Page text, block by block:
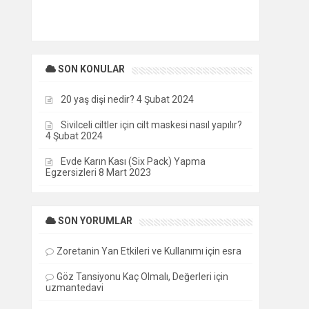
SON KONULAR
20 yaş dişi nedir? 4 Şubat 2024
Sivilceli ciltler için cilt maskesi nasıl yapılır?
4 Şubat 2024
Evde Karın Kası (Six Pack) Yapma
Egzersizleri 8 Mart 2023
SON YORUMLAR
Zoretanin Yan Etkileri ve Kullanımı için esra
Göz Tansiyonu Kaç Olmalı, Değerleri için
uzmantedavi